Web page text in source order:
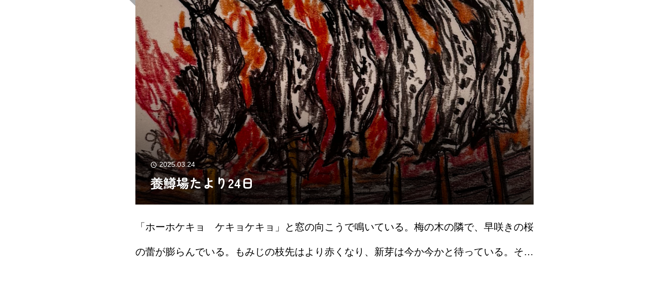
2025.03.24
養鱒場たより24日
「ホーホケキョ ケキョケキョ」と窓の向こうで鳴いている。梅の木の隣で、早咲きの桜
の蕾が膨らんでいる。もみじの枝先はより赤くなり、新芽は今か今かと待っている。それ